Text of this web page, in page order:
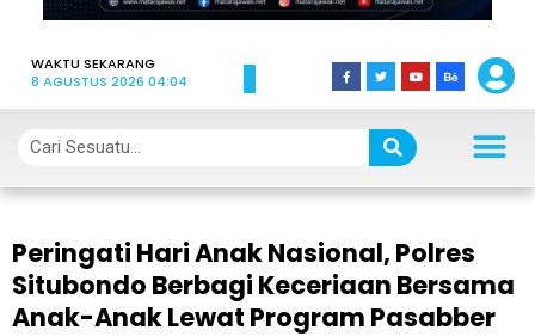
WAKTU SEKARANG
8 AGUSTUS 2026 04:04
Peringati Hari Anak Nasional, Polres
Situbondo Berbagi Keceriaan Bersama
Anak-Anak Lewat Program Pasabber